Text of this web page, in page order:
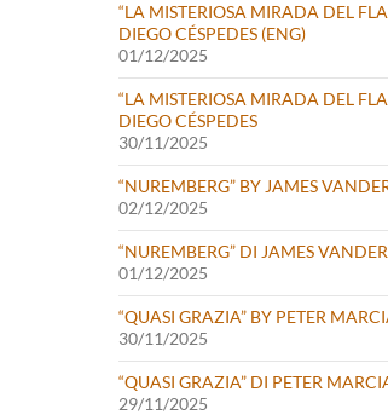
“LA MISTERIOSA MIRADA DEL
DIEGO CÉSPEDES (ENG)
01/12/2025
“LA MISTERIOSA MIRADA DEL
DIEGO CÉSPEDES
30/11/2025
“NUREMBERG” BY JAMES
02/12/2025
“NUREMBERG” DI JAMES
01/12/2025
“QUASI GRAZIA” BY PETER
30/11/2025
“QUASI GRAZIA” DI PETER
29/11/2025